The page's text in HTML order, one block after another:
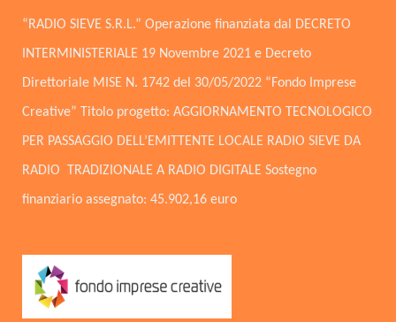
“RADIO SIEVE S.R.L.” Operazione finanziata dal DECRETO
INTERMINISTERIALE 19 Novembre 2021 e Decreto
Direttoriale MISE N. 1742 del 30/05/2022 “Fondo Imprese
Creative” Titolo progetto: AGGIORNAMENTO TECNOLOGICO
PER PASSAGGIO DELL’EMITTENTE LOCALE RADIO SIEVE DA
RADIO TRADIZIONALE A RADIO DIGITALE Sostegno
finanziario assegnato: 45.902,16 euro